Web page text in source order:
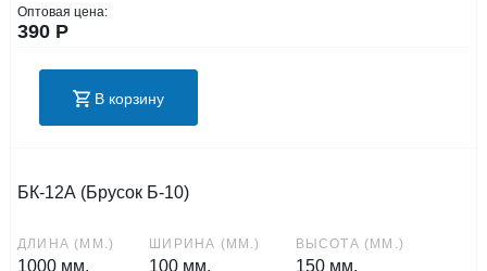
Оптовая цена:
390 Р
В корзину
БК-12А (Брусок Б-10)
ДЛИНА (ММ.)
1000 мм.
ШИРИНА (ММ.)
100 мм.
ВЫСОТА (ММ.)
150 мм.